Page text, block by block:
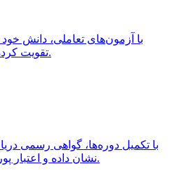
با آزمون‌های تعاملی، دانش خود
تقویت کرده و پیشرفتتان را پیگیری کنید.
با تکمیل دوره‌ها، گواهی رسمی
نشان داده و اعتبار پورتفولیوی خود را افزایش دهید.